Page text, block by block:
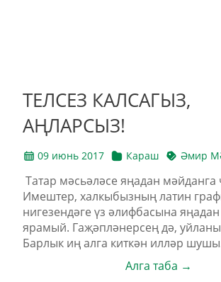
ТЕЛСЕЗ КАЛСАГЫЗ,
АҢЛАРСЫЗ!
09 июнь 2017 Караш Әмир
Татар мәсьәләсе яңадан мәйданга
Имештер, халкыбызның латин
нигезендәге үз әлифбасына
ярамый. Гаҗәпләнерсең дә,
Барлык иң алга киткән илләр
Алга таба →